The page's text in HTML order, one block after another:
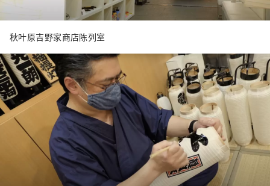
秋叶原吉野家商店陈列室